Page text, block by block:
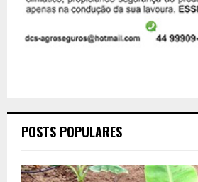
POSTS POPULARES